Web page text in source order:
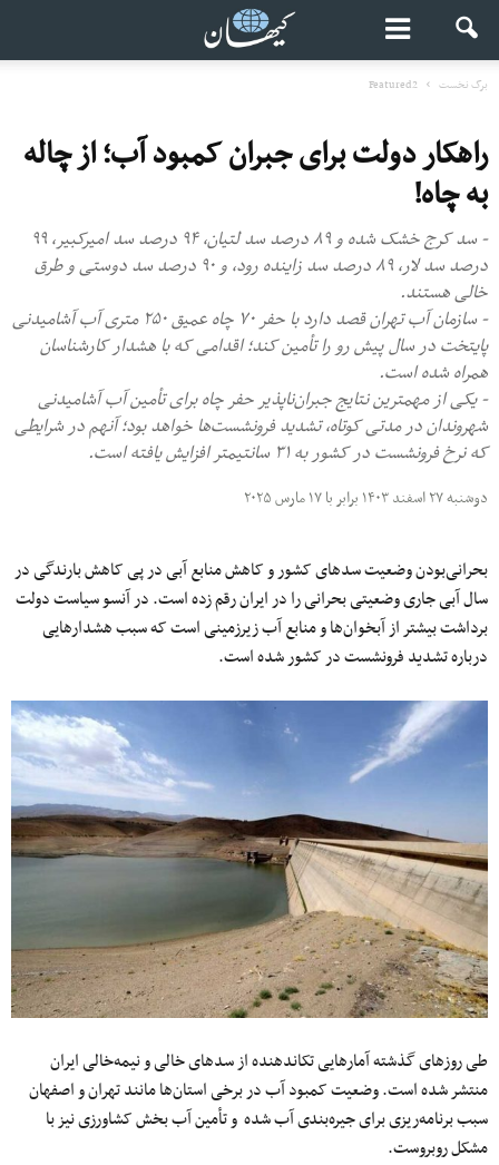
برگ نخست Featured2
راهکار دولت برای جبران کمبود آب؛ از چاله
به چاه!
- سد کرج خشک شده و ۸۹ درصد سد لتیان، ۹۴ درصد سد امیرکبیر، ۹۹
درصد سد لار، ۸۹ درصد سد زاینده رود، و ۹۰ درصد سد دوستی و طرق
خالی هستند.
- سازمان آب تهران قصد دارد با حفر ۷۰ چاه عمیق ۲۵۰ متری آب آشامیدنی
پایتخت در سال پیش‌ رو را تأمین کند؛ اقدامی که با هشدار کارشناسان
همراه شده است.
- یکی از مهمترین نتایج جبران‌ناپذیر حفر چاه برای تأمین آب آشامیدنی
شهروندان در مدتی کوتاه، تشدید فرونشست‌ها خواهد بود؛ آنهم در شرایطی
که نرخ فرونشست در کشور به ۳۱ سانتیمتر افزایش یافته است.
دوشنبه ۲۷ اسفند ۱۴۰۳ برابر با ۱۷ مارس ۲۰۲۵
بحرانی‌بودن وضعیت سدهای کشور و کاهش منابع آبی در پی کاهش بارندگی‌ در
سال آبی جاری وضعیتی بحرانی را در ایران رقم زده است. در آنسو سیاست دولت
برداشت بیشتر از آبخوان‌ها و منابع آب زیرزمینی است که سبب هشدارهایی
درباره تشدید فرونشست در کشور شده است.
طی روزهای گذشته آمارهایی تکاندهنده از سدهای خالی و نیمه‌خالی ایران
منتشر شده است. وضعیت کمبود آب در برخی استان‌ها مانند تهران و اصفهان
سبب برنامه‌ریزی برای جیره‌بندی آب شده و تأمین آب بخش کشاورزی نیز با
مشکل روبروست.